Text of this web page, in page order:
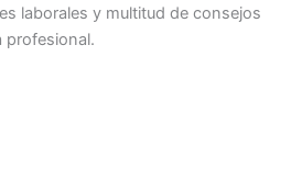
es laborales y multitud de consejos
profesional.